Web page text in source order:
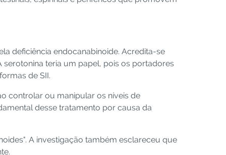
deficiência endocanabinoide. Acredita-se
teria um papel, pois os portadores
de SII.
controlar ou manipular os níveis de
desse tratamento por causa da
A investigação também esclareceu que